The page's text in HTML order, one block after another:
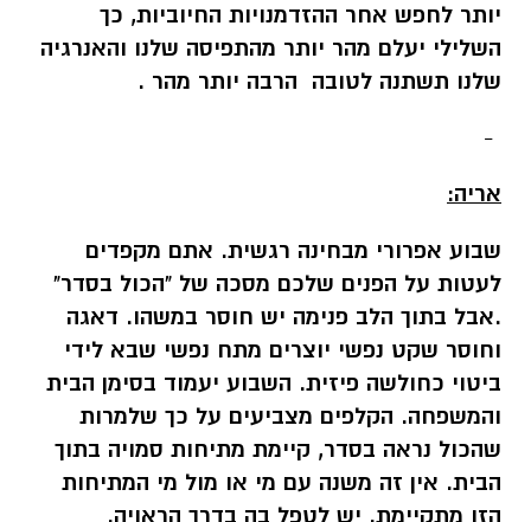
יותר לחפש אחר ההזדמנויות החיוביות, כך
השלילי יעלם מהר יותר מהתפיסה שלנו והאנרגיה
שלנו תשתנה לטובה הרבה יותר מהר .
-
אריה:
שבוע אפרורי מבחינה רגשית. אתם מקפדים
לעטות על הפנים שלכם מסכה של "הכול בסדר"
.אבל בתוך הלב פנימה יש חוסר במשהו. דאגה
וחוסר שקט נפשי יוצרים מתח נפשי שבא לידי
ביטוי כחולשה פיזית. השבוע יעמוד בסימן הבית
והמשפחה. הקלפים מצביעים על כך שלמרות
שהכול נראה בסדר, קיימת מתיחות סמויה בתוך
הבית. אין זה משנה עם מי או מול מי המתיחות
הזו מתקיימת. יש לטפל בה בדרך הראויה.